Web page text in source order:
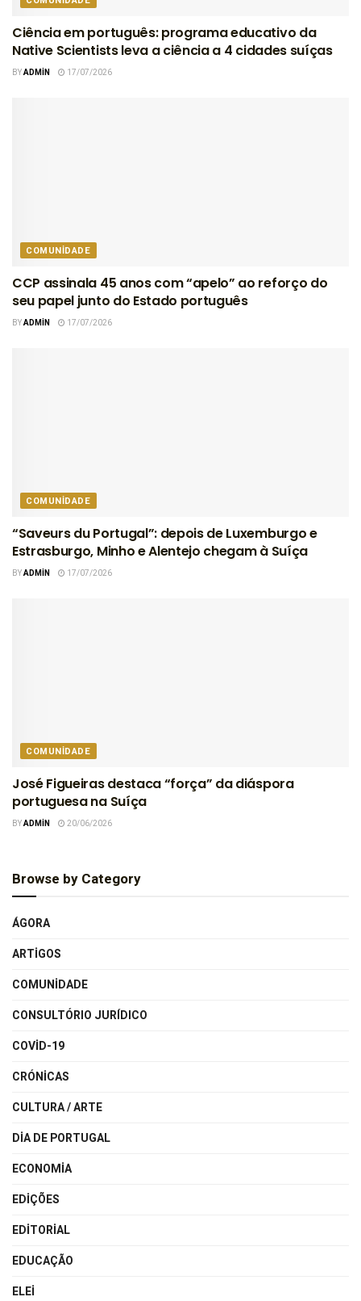
Ciência em português: programa educativo da
Native Scientists leva a ciência a 4 cidades suíças
BYADMIN 17/07/2026
COMUNIDADE
CCP assinala 45 anos com “apelo” ao reforço do
seu papel junto do Estado português
BYADMIN 17/07/2026
COMUNIDADE
“Saveurs du Portugal”: depois de Luxemburgo e
Estrasburgo, Minho e Alentejo chegam à Suíça
BYADMIN 17/07/2026
COMUNIDADE
José Figueiras destaca “força” da diáspora
portuguesa na Suíça
BYADMIN 20/06/2026
Browse by Category
ÁGORA
ARTIGOS
COMUNIDADE
CONSULTÓRIO JURÍDICO
COVID-19
CRÓNICAS
CULTURA / ARTE
DIA DE PORTUGAL
ECONOMIA
EDIÇÕES
EDITORIAL
EDUCAÇÃO
ELEI